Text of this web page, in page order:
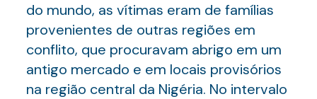
do mundo, as vítimas eram de famílias
provenientes de outras regiões em
conflito, que procuravam abrigo em um
antigo mercado e em locais provisórios
na região central da Nigéria. No intervalo